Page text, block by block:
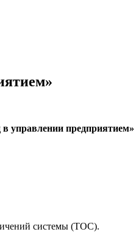
управлении предприятием»
системы (ТОС).